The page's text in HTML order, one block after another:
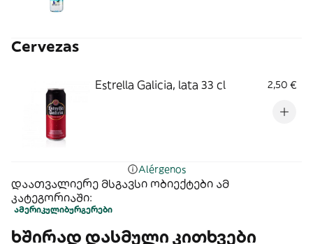
Cervezas
Estrella Galicia, lata 33 cl 2,50 €
Alérgenos
დაათვალიერე მსგავსი ობიექტები ამ
კატეგორიაში:
ამერიკულიბურგერები
ხშირად დასმული კითხვები